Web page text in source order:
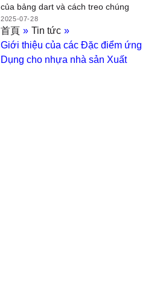
của bảng dart và cách treo chúng
2025-07-28
首頁 » Tin tức »
Giới thiệu của các Đặc điểm ứng
Dụng cho nhựa nhà sản Xuất